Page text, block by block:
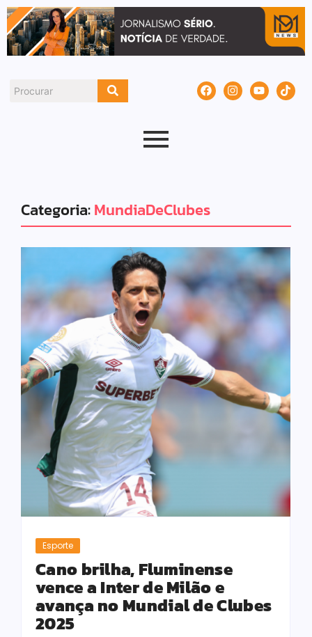
Categoria:MundiaDeClubes
Esporte
Cano brilha, Fluminense
vence a Inter de Milão e
avança no Mundial de Clubes
2025